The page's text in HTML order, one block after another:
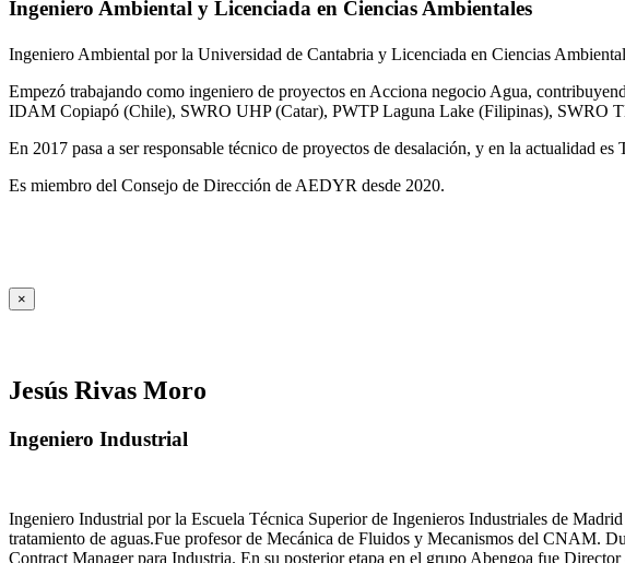
Ingeniero Ambiental y Licenciada en Ciencias Ambientales
Ingeniero Ambiental por la Universidad de Cantabria y Licenciada en Ciencias
Empezó trabajando como ingeniero de proyectos en Acciona negocio Agua,
IDAM Copiapó (Chile), SWRO UHP (Catar), PWTP Laguna Lake (Filipinas), SWRO
En 2017 pasa a ser responsable técnico de proyectos de desalación, y en la actualidad
Es miembro del Consejo de Dirección de AEDYR desde 2020.
×
Jesús Rivas Moro
Ingeniero Industrial
Ingeniero Industrial por la Escuela Técnica Superior de Ingenieros Industriales de
tratamiento de aguas.Fue profesor de Mecánica de Fluidos y Mecanismos del CNAM.
Contract Manager para Industria. En su posterior etapa en el grupo Abengoa fue